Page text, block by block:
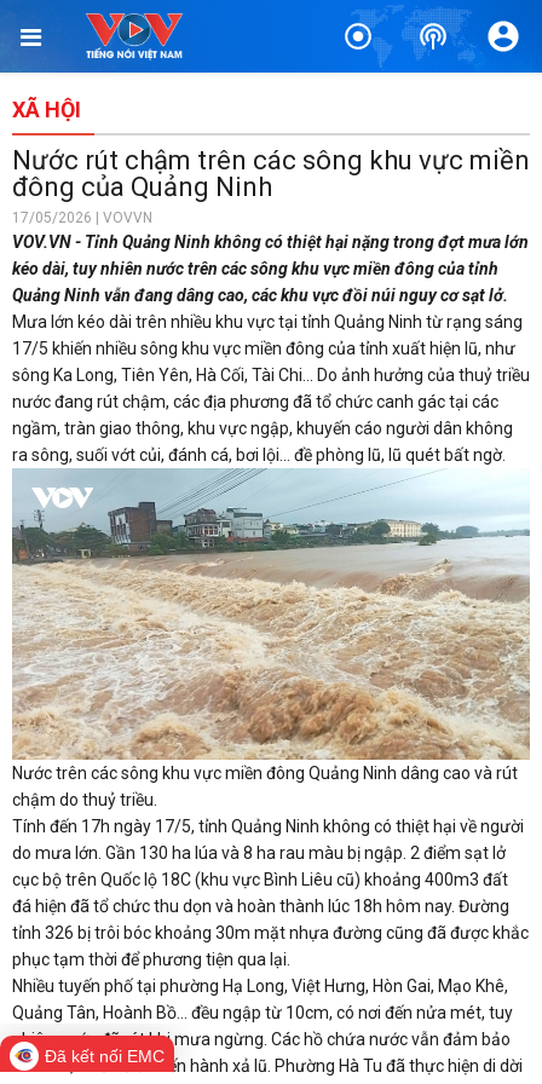
XÃ HỘI
Nước rút chậm trên các sông khu vực miền
đông của Quảng Ninh
17/05/2026 | VOVVN
VOV.VN - Tỉnh Quảng Ninh không có thiệt hại nặng trong đợt mưa lớn
kéo dài, tuy nhiên nước trên các sông khu vực miền đông của tỉnh
Quảng Ninh vẫn đang dâng cao, các khu vực đồi núi nguy cơ sạt lở.
Mưa lớn kéo dài trên nhiều khu vực tại tỉnh Quảng Ninh từ rạng sáng
17/5 khiến nhiều sông khu vực miền đông của tỉnh xuất hiện lũ, như
sông Ka Long, Tiên Yên, Hà Cối, Tài Chi... Do ảnh hưởng của thuỷ triều
nước đang rút chậm, các địa phương đã tổ chức canh gác tại các
ngầm, tràn giao thông, khu vực ngập, khuyến cáo người dân không
ra sông, suối vớt củi, đánh cá, bơi lội… đề phòng lũ, lũ quét bất ngờ.
Nước trên các sông khu vực miền đông Quảng Ninh dâng cao và rút
chậm do thuỷ triều.
Tính đến 17h ngày 17/5, tỉnh Quảng Ninh không có thiệt hại về người
do mưa lớn. Gần 130 ha lúa và 8 ha rau màu bị ngập. 2 điểm sạt lở
cục bộ trên Quốc lộ 18C (khu vực Bình Liêu cũ) khoảng 400m3 đất
đá hiện đã tổ chức thu dọn và hoàn thành lúc 18h hôm nay. Đường
tỉnh 326 bị trôi bóc khoảng 30m mặt nhựa đường cũng đã được khắc
phục tạm thời để phương tiện qua lại.
Nhiều tuyến phố tại phường Hạ Long, Việt Hưng, Hòn Gai, Mạo Khê,
Quảng Tân, Hoành Bồ… đều ngập từ 10cm, có nơi đến nửa mét, tuy
nhiên nước đã rút khi mưa ngừng. Các hồ chứa nước vẫn đảm bảo
an toàn, 1 số hồ đã tiến hành xả lũ. Phường Hà Tu đã thực hiện di dời
Đã kết nối EMC